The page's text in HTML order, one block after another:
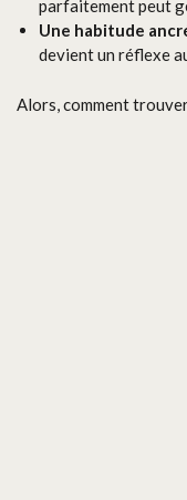
parfaitement peut
Une habitude
devient un réflexe
Alors, comment